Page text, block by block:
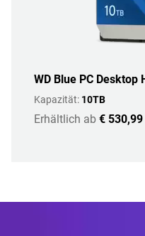
WD Blue PC Desktop
Kapazität: 10TB
Erhältlich ab € 530,99